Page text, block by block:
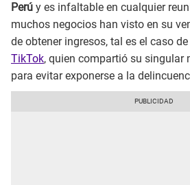
Perú y es infaltable en cualquier
muchos negocios han visto en su
de obtener ingresos, tal es el caso
TikTok, quien compartió su singular
para evitar exponerse a la